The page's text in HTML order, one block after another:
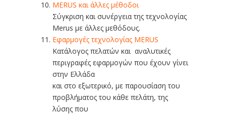
ΜΕRUS και άλλες μέθοδοι
Σύγκριση και συνέργεια της τεχνολογίας
Merus με άλλες μεθόδους.
Εφαρμογές τεχνολογίας MERUS
Κατάλογος πελατών και αναλυτικές
περιγραφές εφαρμογών που έχουν γίνει
στην Ελλάδα
και στο εξωτερικό, με παρουσίαση του
προβλήματος του κάθε πελάτη, της
λύσης που